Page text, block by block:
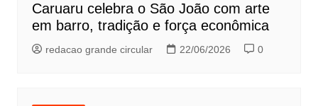
Caruaru celebra o São João com arte
em barro, tradição e força econômica
redacao grande circular 22/06/2026 0